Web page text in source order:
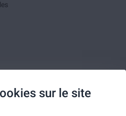
sur le site